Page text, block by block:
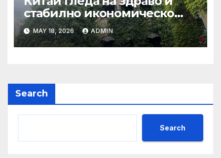
стабилно икономическо
сътрудничество със САЩ
MAY 18, 2026 ADMIN
Search
Search